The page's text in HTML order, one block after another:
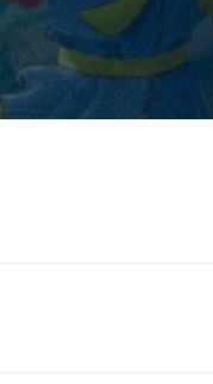
o autoconhecimento.